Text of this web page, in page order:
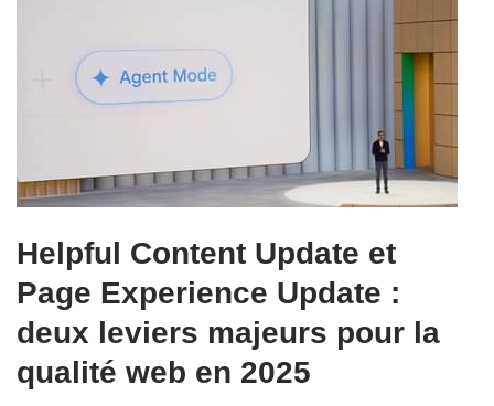
Helpful Content Update et
Page Experience Update :
deux leviers majeurs pour la
qualité web en 2025